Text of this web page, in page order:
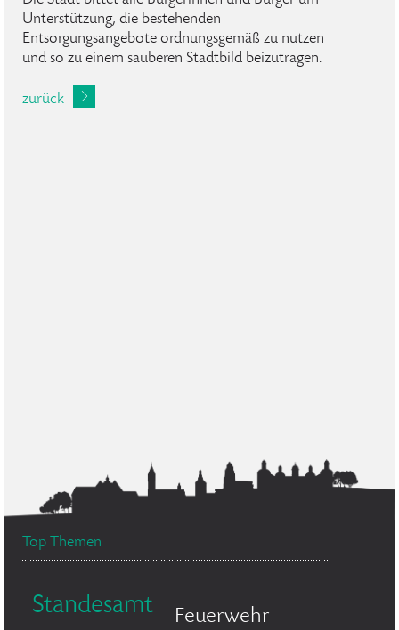
Unterstützung, die bestehenden
Entsorgungsangebote ordnungsgemäß zu nutzen
und so zu einem sauberen Stadtbild beizutragen.
zurück
Top Themen
Standesamt Feuerwehr